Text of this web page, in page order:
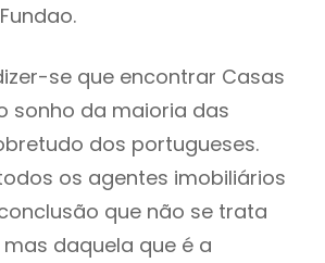
se que encontrar Casas
sonho da maioria das
dos portugueses.
os agentes imobiliários
que não se trata
daquela que é a